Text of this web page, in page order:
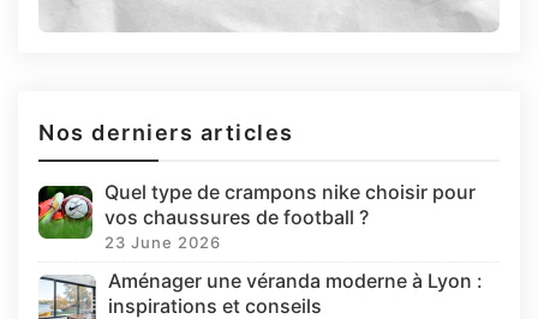
Nos derniers articles
Quel type de crampons nike choisir pour
vos chaussures de football ?
23 June 2026
Aménager une véranda moderne à Lyon :
inspirations et conseils